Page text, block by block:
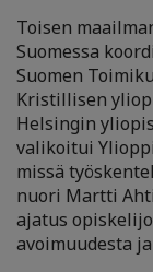
Toisen
Suomessa
Suomen
Kristillisen
Helsingin
valikoitui
missä
nuori Martti
ajatus
avoimuudesta